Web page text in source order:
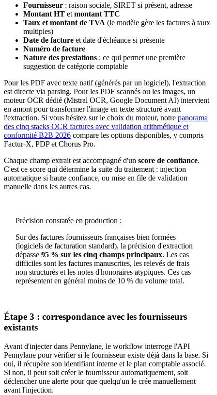
Fournisseur : raison sociale, SIRET si présent, adresse
Montant HT et montant TTC
Taux et montant de TVA (le modèle gère les factures à taux
multiples)
Date de facture et date d'échéance si présente
Numéro de facture
Nature des prestations : ce qui permet une première
suggestion de catégorie comptable
Pour les PDF avec texte natif (générés par un logiciel), l'extraction
est directe via parsing. Pour les PDF scannés ou les images, un
moteur OCR dédié (Mistral OCR, Google Document AI) intervient
en amont pour transformer l'image en texte structuré avant
l'extraction. Si vous hésitez sur le choix du moteur, notre panorama
des cinq stacks OCR factures avec validation arithmétique et
conformité B2B 2026 compare les options disponibles, y compris
Factur-X, PDP et Chorus Pro.
Chaque champ extrait est accompagné d'un score de confiance.
C'est ce score qui détermine la suite du traitement : injection
automatique si haute confiance, ou mise en file de validation
manuelle dans les autres cas.
Précision constatée en production :
Sur des factures fournisseurs françaises bien formées
(logiciels de facturation standard), la précision d'extraction
dépasse 95 % sur les cinq champs principaux. Les cas
difficiles sont les factures manuscrites, les relevés de frais
non structurés et les notes d'honoraires atypiques. Ces cas
représentent en général moins de 10 % du volume total.
Étape 3 : correspondance avec les fournisseurs
existants
Avant d'injecter dans Pennylane, le workflow interroge l'API
Pennylane pour vérifier si le fournisseur existe déjà dans la base. Si
oui, il récupère son identifiant interne et le plan comptable associé.
Si non, il peut soit créer le fournisseur automatiquement, soit
déclencher une alerte pour que quelqu'un le crée manuellement
avant l'injection.